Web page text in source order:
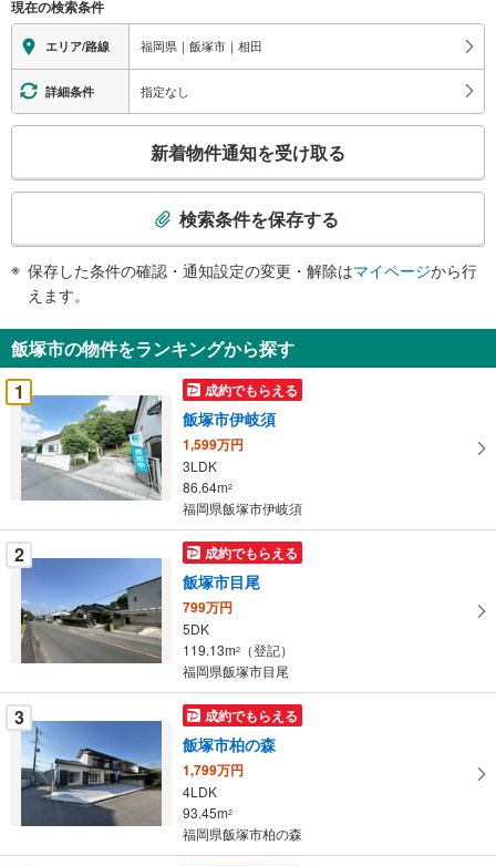
現在の検索条件
エリア/路線 福岡県｜飯塚市｜相田
詳細条件 指定なし
検
知
を
受
け
取
る
条
件
を
マ
イ
ペ
ー
に
保
存
す
る
新着物件通知を受け取る
検索条件を保存する
保存した条件の確認・通知設定の変更・解除はマイページから行
えます。
飯塚市の物件をランキングから探す
1
成約でもらえる
飯塚市伊岐須
1,599万円
3LDK
86.64m2
福岡県飯塚市伊岐須
2 成約でもらえる
飯塚市目尾
799万円
5DK
119.13m2
（登記）
福岡県飯塚市目尾
3 成約でもらえる
飯塚市柏の森
1,799万円
4LDK
93.45m2
福岡県飯塚市柏の森